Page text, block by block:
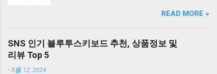
COX 기계식 게이밍 키보드 갈축 그레이 화이트
CK01 TKL 텐키리스 기계식키보드 구매를 고려
하실 때, 추가 할인 혜택을 놓치지 마세요. 다양
논 PIXMA G2910 잉크포함 정품 무한복합기 컬
러 잉크젯복합기 가정용프린터 상세정보참조.
캐논 G시리즈 프린터 정품 헤드 카트리지
G1900 G2900 G3900 G4900 G2910 G3910
READ MORE »
SNS 인기 블루투스키보드 추천, 상품정보 및
리뷰 Top 5
- 5월 12, 2024